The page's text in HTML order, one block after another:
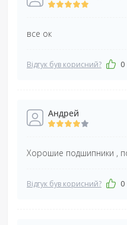
все ок
Відгук був корисний? 0
Андрей
Хорошие подшипники ,
Відгук був корисний? 0